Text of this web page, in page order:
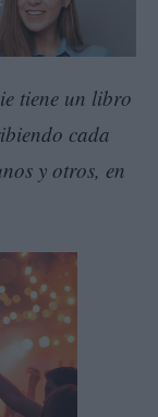
tiene un libro
cada
y otros, en